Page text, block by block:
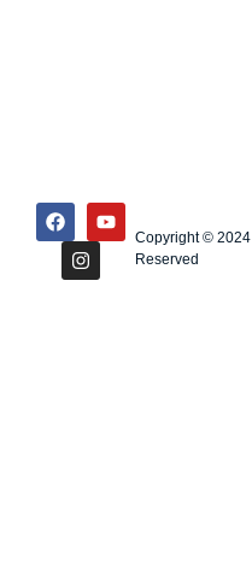
Copyright ©
Reserved